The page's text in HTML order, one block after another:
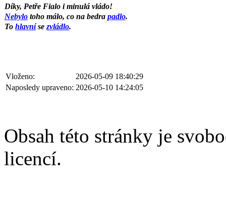
Díky, Petře Fialo i minulá vládo!
Nebylo toho málo, co na bedra padlo.
To hlavníse zvládlo.
Vloženo:
2026-05-09 18:40:29
Naposledy upraveno: 2026-05-10 14:24:05
Obsah této stránky je
licencí.